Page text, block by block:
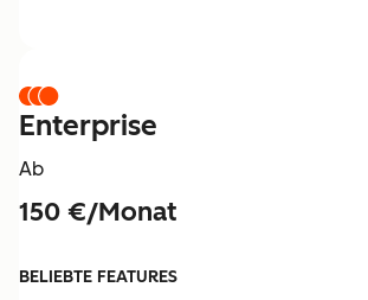
Enterprise
Ab
150 €/Monat
BELIEBTE FEATURES